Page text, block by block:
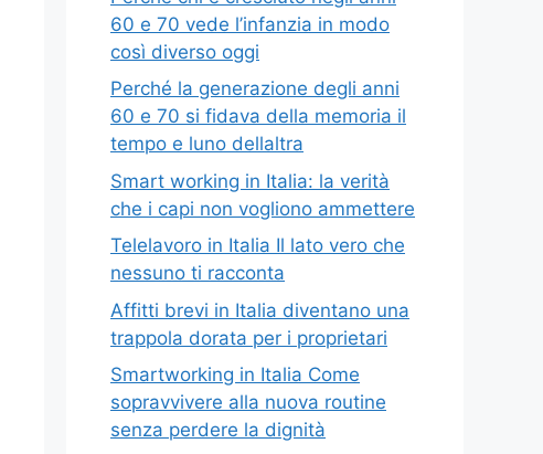
60 e 70 vede l’infanzia in modo
così diverso oggi
Perché la generazione degli anni
60 e 70 si fidava della memoria il
tempo e luno dellaltra
Smart working in Italia: la verità
che i capi non vogliono ammettere
Telelavoro in Italia Il lato vero che
nessuno ti racconta
Affitti brevi in Italia diventano una
trappola dorata per i proprietari
Smartworking in Italia Come
sopravvivere alla nuova routine
senza perdere la dignità